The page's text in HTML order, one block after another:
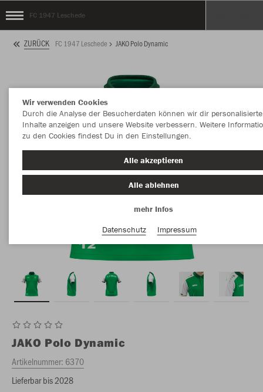
FC 1947 Leschede
ZURÜCK FC 1947 Leschede JAKO Polo Dynamic
JAKO Polo Dynamic
Artikelnummer: 6370
Lieferbar bis 2028
Wir verwenden Cookies
Durch die Analyse der Besucherdaten können wir dir personalisierte
Inhalte anzeigen und unsere Website verbessern. Weitere
zu den Cookies findest Du in den Einstellungen.
Alle akzeptieren
Alle ablehnen
mehr Infos
Datenschutz
Impressum